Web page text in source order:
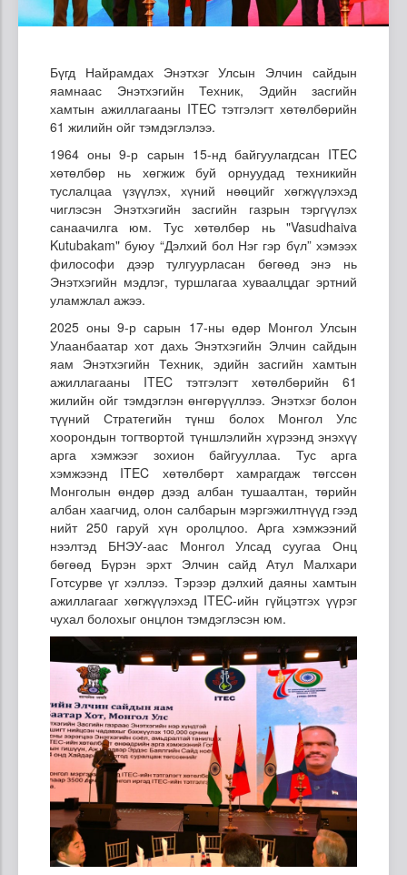
Бүгд Найрамдах Энэтхэг Улсын Элчин сайдын
яамнаас Энэтхэгийн Техник, Эдийн засгийн
хамтын ажиллагааны ITEC тэтгэлэгт хөтөлбөрийн
61 жилийн ойг тэмдэглэлээ.
1964 оны 9-р сарын 15-нд байгуулагдсан ITEC
хөтөлбөр нь хөгжиж буй орнуудад техникийн
туслалцаа үзүүлэх, хүний нөөцийг хөгжүүлэхэд
чиглэсэн Энэтхэгийн засгийн газрын тэргүүлэх
санаачилга юм. Тус хөтөлбөр нь "Vasudhaiva
Kutubakam" буюу “Дэлхий бол Нэг гэр бүл” хэмээх
философи дээр тулгуурласан бөгөөд энэ нь
Энэтхэгийн мэдлэг, туршлагаа хуваалцдаг эртний
уламжлал ажээ.
2025 оны 9-р сарын 17-ны өдөр Монгол Улсын
Улаанбаатар хот дахь Энэтхэгийн Элчин сайдын
яам Энэтхэгийн Техник, эдийн засгийн хамтын
ажиллагааны ITEC тэтгэлэгт хөтөлбөрийн 61
жилийн ойг тэмдэглэн өнгөрүүллээ. Энэтхэг болон
түүний Стратегийн түнш болох Монгол Улс
хоорондын тогтвортой түншлэлийн хүрээнд энэхүү
арга хэмжээг зохион байгууллаа. Тус арга
хэмжээнд ITEC хөтөлбөрт хамрагдаж төгссөн
Монголын өндөр дээд албан тушаалтан, төрийн
албан хаагчид, олон салбарын мэргэжилтнүүд гээд
нийт 250 гаруй хүн оролцлоо. Арга хэмжээний
нээлтэд БНЭУ-аас Монгол Улсад суугаа Онц
бөгөөд Бүрэн эрхт Элчин сайд Атул Малхари
Готсурве үг хэллээ. Тэрээр дэлхий даяны хамтын
ажиллагааг хөгжүүлэхэд ITEC-ийн гүйцэтгэх үүрэг
чухал болохыг онцлон тэмдэглэсэн юм.